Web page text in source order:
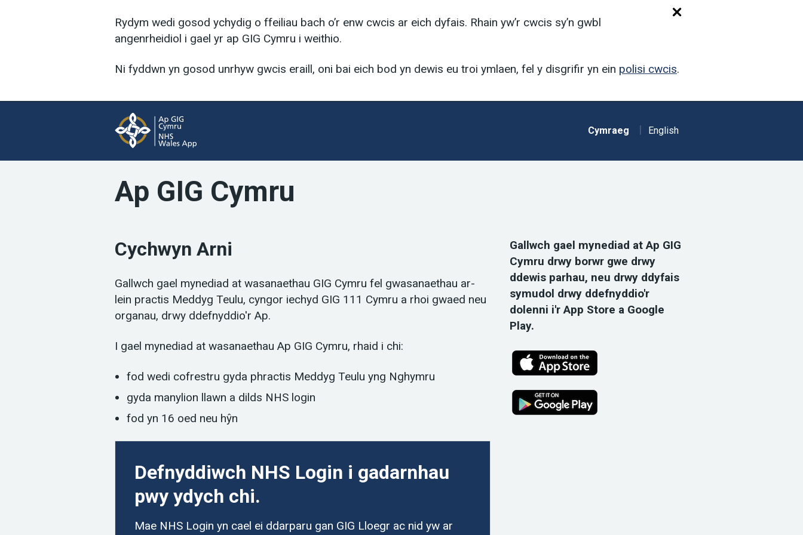
Rydym wedi gosod ychydig o ffeiliau bach o’r enw cwcis ar eich dyfais. Rhain yw’r cwcis sy’n gwbl
angenrheidiol i gael yr ap GIG Cymru i weithio.
Ni fyddwn yn gosod unrhyw gwcis eraill, oni bai eich bod yn dewis eu troi ymlaen, fel y disgrifir yn ein polisi cwcis.
Cymraeg English
Ap GIG Cymru
Cychwyn Arni
Gallwch gael mynediad at wasanaethau GIG Cymru fel gwasanaethau ar-
lein practis Meddyg Teulu, cyngor iechyd GIG 111 Cymru a rhoi gwaed neu
organau, drwy ddefnyddio'r Ap.
I gael mynediad at wasanaethau Ap GIG Cymru, rhaid i chi:
fod wedi cofrestru gyda phractis Meddyg Teulu yng Nghymru
gyda manylion llawn a dilds NHS login
fod yn 16 oed neu hŷn
Defnyddiwch NHS Login i gadarnhau
pwy ydych chi.
Mae NHS Login yn cael ei ddarparu gan GIG Lloegr ac nid yw ar
Gallwch gael mynediad at Ap GIG
Cymru drwy borwr gwe drwy
ddewis parhau, neu drwy ddyfais
symudol drwy ddefnyddio'r
dolenni i'r App Store a Google
Play.